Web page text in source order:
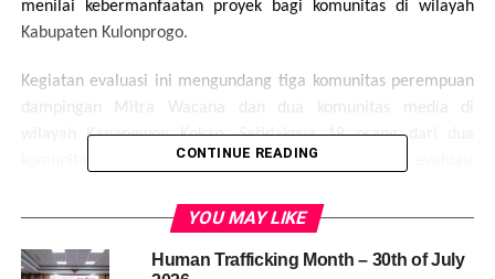
menilai kebermanfaatan proyek bagi komunitas di wilayah
Kabupaten Kulonprogo.
Kegiatan evaluasi ini mengundang tiga komunitas perempuan
dampingan Mitra Wacana dan dua komunitas media di
wilayah Kapanewon Kokap. Setidaknya 18 orang dari dua
komunitas ini ikut berpartisipasi dalam kegiatan evaluasi
kebermanfaatan dari proyek Mitra Wacana bagi mereka.
CONTINUE READING
YOU MAY LIKE
Human Trafficking Month – 30th of July